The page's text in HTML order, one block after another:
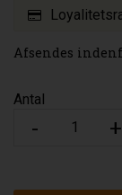
Afsendes
Antal